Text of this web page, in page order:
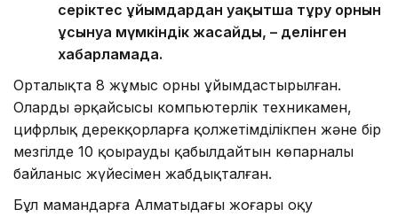
серіктес ұйымдардан уақытша тұру орнын
ұсынуға мүмкіндік жасайды, – делінген
хабарламада.
Орталықта 8 жұмыс орны ұйымдастырылған.
Олардың әрқайсысы компьютерлік техникамен,
цифрлық дерекқорларға қолжетімділікпен және бір
мезгілде 10 қоңырауды қабылдайтын көпарналы
байланыс жүйесімен жабдықталған.
Бұл мамандарға Алматыдағы жоғары оқу